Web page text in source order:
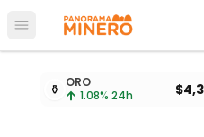
Abrir menú principal
Cotizaciones de
⚱️ ORO
1.08% 24h